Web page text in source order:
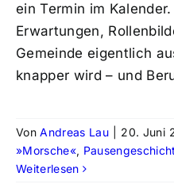
ein Termin im
Erwartungen,
Gemeinde eigentlich
knapper wird – und
VonAndreas Lau 20. Juni
»Morsche«,
Weiterlesen